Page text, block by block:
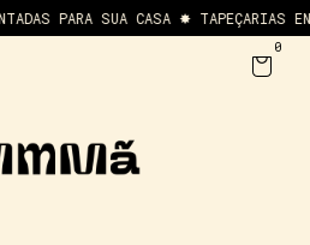
PARA SUA CASA ✸ TAPEÇARIAS
0